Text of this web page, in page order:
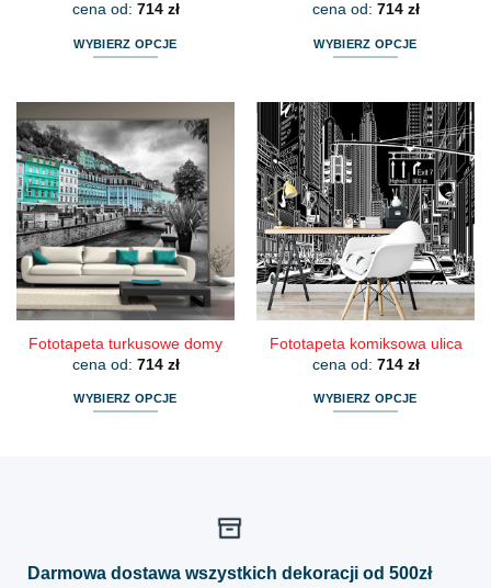
cena od: 714 zł
WYBIERZ OPCJE
ma
wiele
wariantów.
Opcje
można
wybrać
na
stronie
produktu
cena od: 714 zł
WYBIERZ OPCJE
ma
wiele
wariantów.
Opcje
można
wybrać
na
stronie
produktu
Fototapeta turkusowe domy
cena od: 714 zł
WYBIERZ OPCJE
Fototapeta komiksowa ulica
cena od: 714 zł
WYBIERZ OPCJE
można
Darmowa dostawa wszystkich dekoracji od 500zł